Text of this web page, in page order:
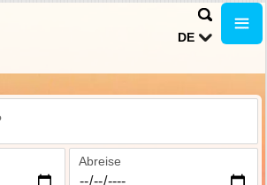
DE
Abreise